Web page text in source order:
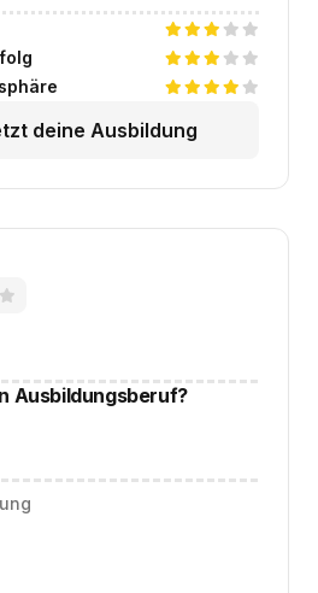
deine Ausbildung
Ausbildungsberuf?